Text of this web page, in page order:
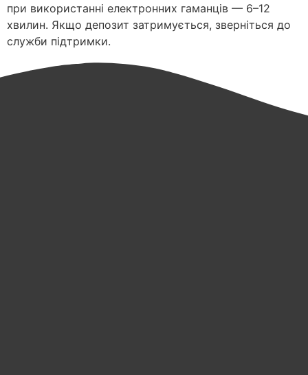
при використанні електронних гаманців — 6–12
хвилин. Якщо депозит затримується, зверніться до
служби підтримки.